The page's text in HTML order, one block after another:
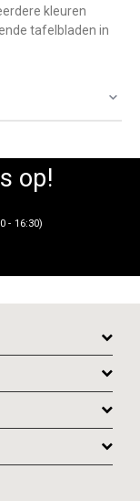
kleuren
tafelbladen in
op!
- 16:30)